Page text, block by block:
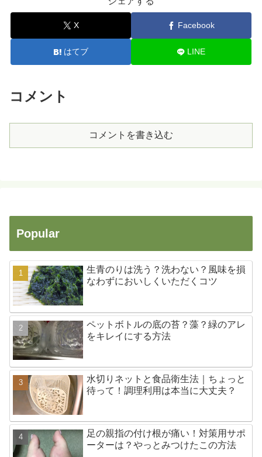
X Facebook
はてブ LINE
コメント
コメントを書き込む
Popular
生青のりは洗う？洗わない？風味を損
なわずにおいしくいただくコツ
ペットボトルの底の苔？藻？緑のアレ
をキレイにする方法
水切りネットと食品衛生法｜ちょっと
待って！調理利用は本当に大丈夫？
足の親指の付け根が痛い！対策用サポ
ーターは？やっとみつけたこの方法